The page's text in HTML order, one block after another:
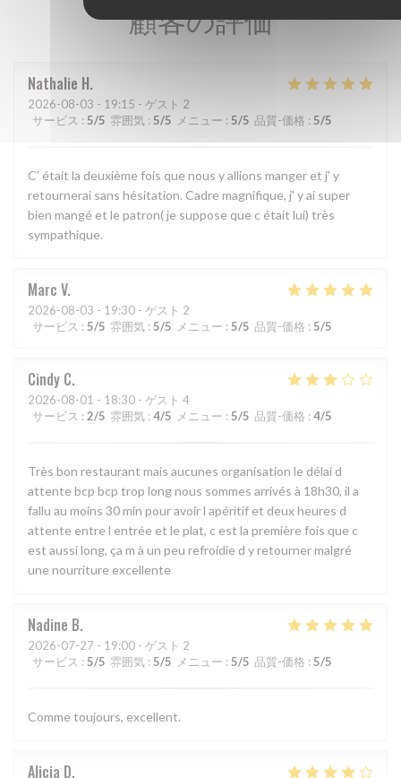
顧客の評価
Nathalie H
2026-08-03 - 19:15 - ゲスト 2
サービス : 5/5 雰囲気 : 5/5 メニュー : 5/5 品質-価格 : 5/5
C' était la deuxième fois que nous y allions manger et j' y
retournerai sans hésitation. Cadre magnifique, j' y ai super
bien mangé et le patron( je suppose que c était lui) très
sympathique.
Marc V
2026-08-03 - 19:30 - ゲスト 2
サービス : 5/5 雰囲気 : 5/5 メニュー : 5/5 品質-価格 : 5/5
Cindy C
2026-08-01 - 18:30 - ゲスト 4
サービス : 2/5 雰囲気 : 4/5 メニュー : 5/5 品質-価格 : 4/5
Très bon restaurant mais aucunes organisation le délai d
attente bcp bcp trop long nous sommes arrivés à 18h30, il a
fallu au moins 30 min pour avoir l apéritif et deux heures d
attente entre l entrée et le plat, c est la première fois que c
est aussi long, ça m à un peu refroidie d y retourner malgré
une nourriture excellente
Nadine B
2026-07-27 - 19:00 - ゲスト 2
サービス : 5/5 雰囲気 : 5/5 メニュー : 5/5 品質-価格 : 5/5
Comme toujours, excellent.
Alicia D